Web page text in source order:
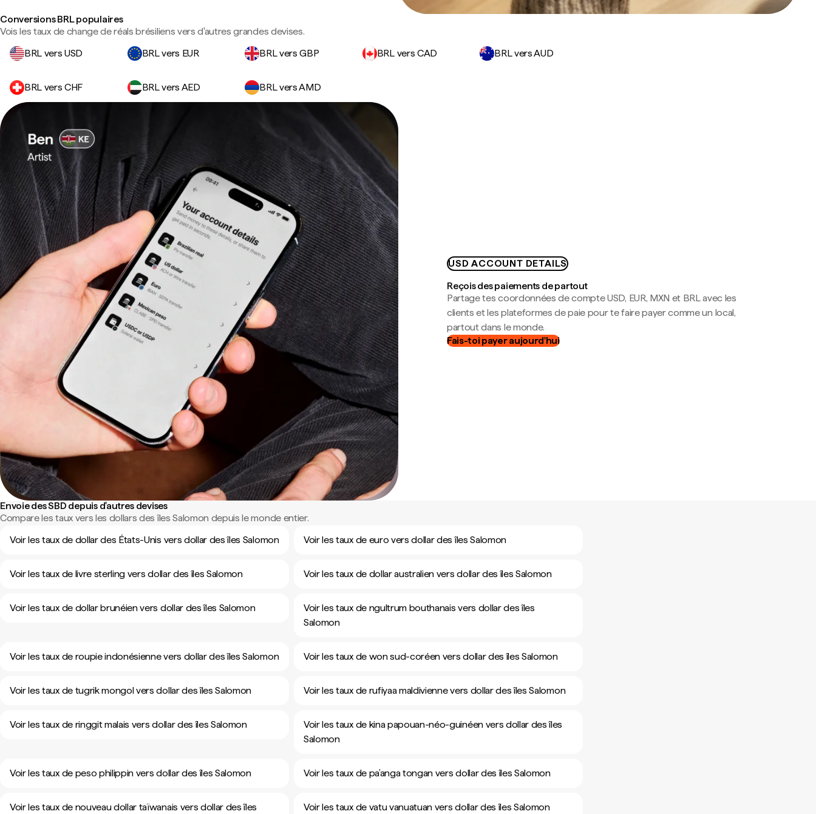
Conversions BRL populaires
Vois les taux de change de réals brésiliens vers d'autres grandes devises.
BRL vers USD
BRL vers EUR BRL vers GBP BRL vers CAD BRL vers AUD
BRL vers CHF BRL vers AED BRL vers AMD
USD ACCOUNT DETAILS
Reçois des paiements de partout
Partage tes coordonnées de compte USD, EUR, MXN et BRL avec les
clients et les plateformes de paie pour te faire payer comme un local,
partout dans le monde.
Fais-toi payer aujourd'hui
Envoie des SBD depuis d'autres devises
Compare les taux vers les dollars des îles Salomon depuis le monde entier.
Voir les taux de dollar des États-Unis vers dollar des îles Salomon
Voir les taux de euro vers dollar des îles Salomon
Voir les taux de livre sterling vers dollar des îles Salomon Voir les taux de dollar australien vers dollar des îles Salomon
Voir les taux de dollar brunéien vers dollar des îles Salomon
Voir les taux de ngultrum bouthanais vers dollar des îles
Salomon
Voir les taux de roupie indonésienne vers dollar des îles Salomon Voir les taux de won sud-coréen vers dollar des îles Salomon
Voir les taux de tugrik mongol vers dollar des îles Salomon Voir les taux de rufiyaa maldivienne vers dollar des îles Salomon
Voir les taux de ringgit malais vers dollar des îles Salomon
Voir les taux de kina papouan-néo-guinéen vers dollar des îles
Salomon
Voir les taux de peso philippin vers dollar des îles Salomon Voir les taux de pa’anga tongan vers dollar des îles Salomon
Voir les taux de nouveau dollar taïwanais vers dollar des îles
Voir les taux de vatu vanuatuan vers dollar des îles Salomon